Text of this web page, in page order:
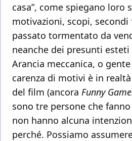
casa”, come spiegano loro
motivazioni, scopi,
passato tormentato da
neanche dei presunti
Arancia meccanica, o
carenza di motivi è in
del film (ancora Funny
sono tre persone che
non hanno alcuna
perché. Possiamo